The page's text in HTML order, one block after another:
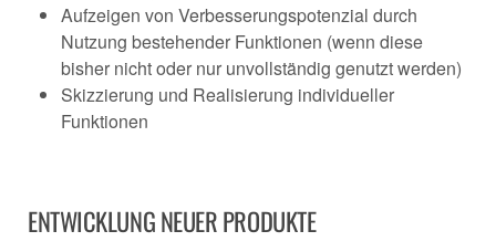
Aufzeigen von Verbesserungspotenzial durch
Nutzung bestehender Funktionen (wenn diese
bisher nicht oder nur unvollständig genutzt werden)
Skizzierung und Realisierung individueller
Funktionen
ENTWICKLUNG NEUER PRODUKTE